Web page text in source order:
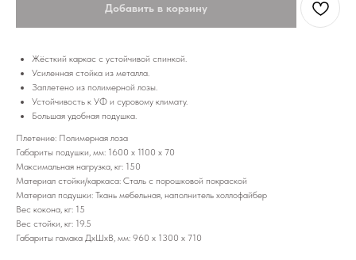
Добавить в корзину
Жёсткий каркас с устойчивой спинкой.
Усиленная стойка из металла.
Заплетено из полимерной лозы.
Устойчивость к УФ и суровому климату.
Большая удобная подушка.
Плетение: Полимерная лоза
Габариты подушки, мм: 1600 х 1100 х 70
Максимальная нагрузка, кг: 150
Материал стойки/каркаса: Сталь с порошковой покраской
Материал подушки: Ткань мебельная, наполнитель холлофайбер
Вес кокона, кг: 15
Вес стойки, кг: 19.5
Габариты гамака ДхШхВ, мм: 960 х 1300 х 710